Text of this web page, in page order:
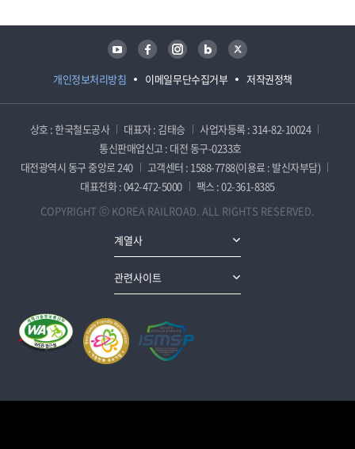
개인정보처리방침 이메일무단수집거부 저작권정책
유튜브 페이스북 인스타그램 블로그 트위터
상호 : 한국철도공사 대표자 : 김태승
사업자등록 : 314-82-10024
통신판매업신고 : 대전 동구-0233호
대전광역시 동구 중앙로 240
고객센터 : 1588-7788(이용료 : 발신자부담)
대표전화 : 042-472-5000
팩스 : 02-361-8385
COPYRIGHT ⓒ KOREA RAILROAD. ALL RIGHTS RESERVED.
계열사
관련사이트